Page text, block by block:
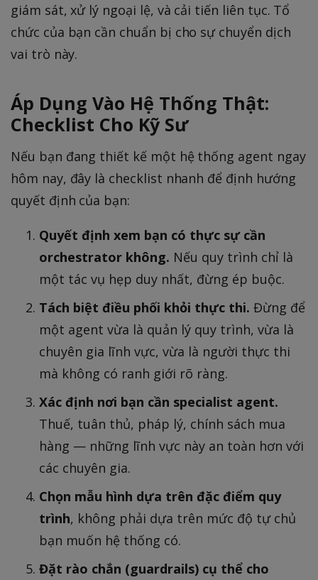
giám sát, xử lý ngoại lệ, và cải tiến liên tục. Tổ
chức của bạn cần chuẩn bị cho sự chuyển dịch
vai trò này.
Áp Dụng Vào Hệ Thống Thật:
Checklist Cho Kỹ Sư
Nếu bạn đang thiết kế một hệ thống agent ngay
hôm nay, đây là checklist nhanh để định hướng
quyết định của bạn:
Quyết định xem bạn có thực sự cần
orchestrator không. Nếu quy trình chỉ là
một tác vụ hẹp duy nhất, đừng ép buộc.
Tách biệt điều phối khỏi thực thi. Đừng để
một agent vừa là quản lý quy trình, vừa là
chuyên gia lĩnh vực, vừa là người thực thi
mà không có ranh giới rõ ràng.
Xác định nơi bạn cần specialist agent.
Thuế, tuân thủ, pháp lý, chính sách mua
hàng — những lĩnh vực này an toàn hơn với
các chuyên gia.
Chọn mẫu hình dựa trên đặc điểm quy
trình, không phải dựa trên mức độ tự chủ
bạn muốn hệ thống có.
Đặt rào chắn (guardrails) cụ thể cho